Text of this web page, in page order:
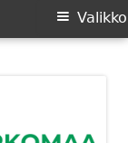
Valikko